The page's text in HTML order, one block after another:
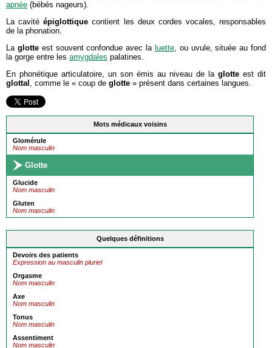
Mots médicaux voisins
Glomérule
Nom masculin
Glotte
Glucide
Nom masculin
Gluten
Nom masculin
Quelques définitions
Devoirs des patients
Expression au masculin pluriel
Orgasme
Nom masculin
Axe
Nom masculin
Tonus
Nom masculin
Assentiment
Nom masculin
apnée (bébés nageurs).
La cavitéépiglottique contient les deux cordes vocales, responsables
de la phonation.
La glotteest souvent confondue avec la luette, ou uvule, située au fond
la gorge entre les amygdales palatines.
En phonétique articulatoire, un son émis au niveau de la glotte est dit
glottal , comme le « coup de glotte » présent dans certaines langues.